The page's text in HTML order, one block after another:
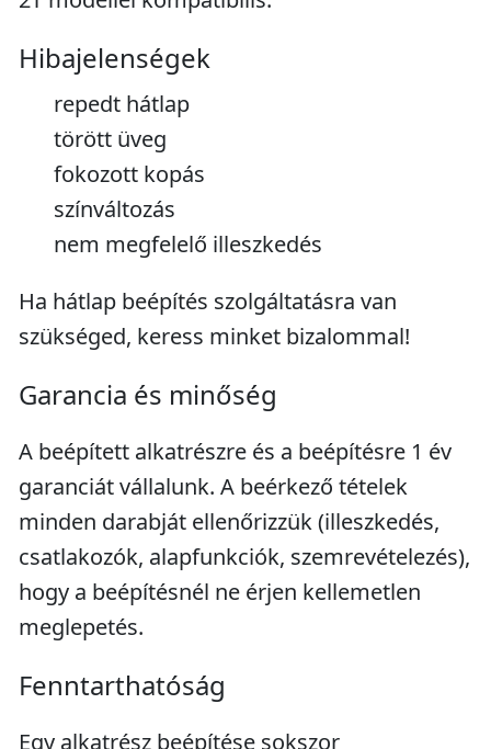
Hibajelenségek
repedt hátlap
törött üveg
fokozott kopás
színváltozás
nem megfelelő illeszkedés
Ha hátlap beépítés szolgáltatásra van
szükséged, keress minket bizalommal!
Garancia és minőség
A beépített alkatrészre és a beépítésre 1 év
garanciát vállalunk. A beérkező tételek
minden darabját ellenőrizzük (illeszkedés,
csatlakozók, alapfunkciók, szemrevételezés),
hogy a beépítésnél ne érjen kellemetlen
meglepetés.
Fenntarthatóság
Egy alkatrész beépítése sokszor